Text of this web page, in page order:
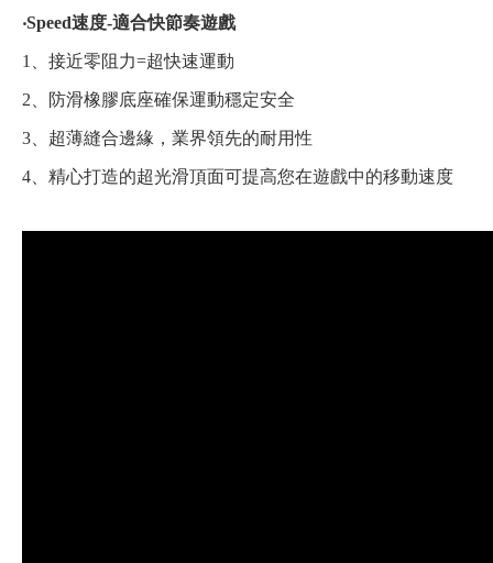
‧Speed速度-適合快節奏遊戲
1、接近零阻力=超快速運動
2、防滑橡膠底座確保運動穩定安全
3、超薄縫合邊緣，業界領先的耐用性
4、精心打造的超光滑頂面可提高您在遊戲中的移動速度